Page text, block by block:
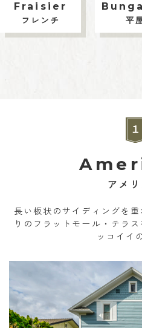
Fraisier
フレンチ 平
アメ
長い板状のサイディングを
りのフラットモール・テラ
ッコイイ